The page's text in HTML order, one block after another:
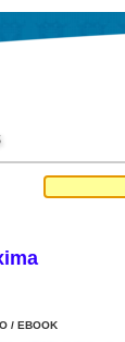
/ EBOOK